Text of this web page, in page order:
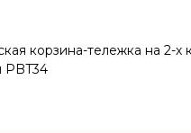
корзина-тележка на 2-х
PBT34